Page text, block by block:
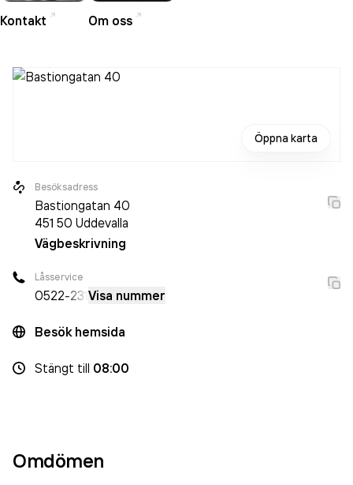
Kontakt Om oss
Öppna karta
Besöksadress
Bastiongatan 40
451 50 Uddevalla
Vägbeskrivning
Låsservice
0522-231Visa nummer
Besök hemsida
Stängt till 08:00
Omdömen